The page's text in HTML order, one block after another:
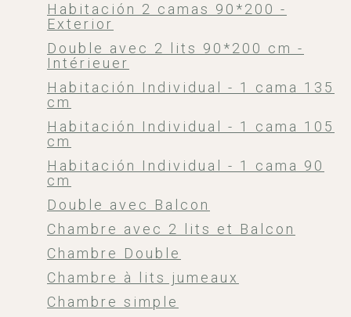
Habitación 2 camas 90*200 -
Exterior
Double avec 2 lits 90*200 cm -
Intérieuer
Habitación Individual - 1 cama 135
cm
Habitación Individual - 1 cama 105
cm
Habitación Individual - 1 cama 90
cm
Double avec Balcon
Chambre avec 2 lits et Balcon
Chambre Double
Chambre à lits jumeaux
Chambre simple